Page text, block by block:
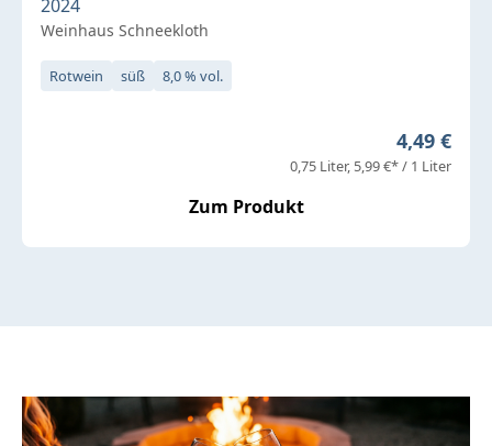
2024
Weinhaus Schneekloth
Rotwein süß 8,0 % vol.
Regulärer
4,49 €
0,75 Liter 5,99 €* / 1 Liter
Zum Produkt